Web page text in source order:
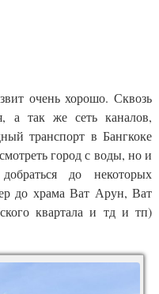
очень хорошо. Сквозь
а так же сеть каналов,
транспорт в Бангкоке
город с воды, но и
до некоторых
до храма Ват Арун, Ват
квартала и тд и тп)